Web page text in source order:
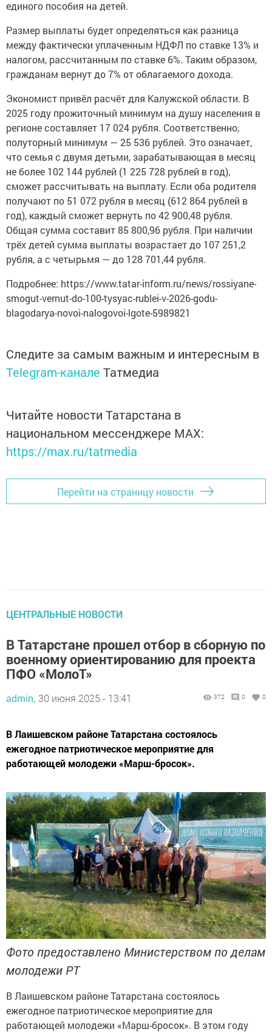
единого пособия на детей.
Размер выплаты будет определяться как разница
между фактически уплаченным НДФЛ по ставке 13% и
налогом, рассчитанным по ставке 6%. Таким образом,
гражданам вернут до 7% от облагаемого дохода.
Экономист привёл расчёт для Калужской области. В
2025 году прожиточный минимум на душу населения в
регионе составляет 17 024 рубля. Соответственно,
полуторный минимум — 25 536 рублей. Это означает,
что семья с двумя детьми, зарабатывающая в месяц
не более 102 144 рублей (1 225 728 рублей в год),
сможет рассчитывать на выплату. Если оба родителя
получают по 51 072 рубля в месяц (612 864 рублей в
год), каждый сможет вернуть по 42 900,48 рубля.
Общая сумма составит 85 800,96 рубля. При наличии
трёх детей сумма выплаты возрастает до 107 251,2
рубля, а с четырьмя — до 128 701,44 рубля.
Подробнее: https://www.tatar-inform.ru/news/rossiyane-
smogut-vernut-do-100-tysyac-rublei-v-2026-godu-
blagodarya-novoi-nalogovoi-lgote-5989821
Следите за самым важным и интересным в
Telegram-канале Татмедиа
Читайте новости Татарстана в
национальном мессенджере MАХ:
https://max.ru/tatmedia
Перейти на страницу новости
ЦЕНТРАЛЬНЫЕ НОВОСТИ
В Татарстане прошел отбор в сборную по
военному ориентированию для проекта
ПФО «МолоТ»
admin, 30 июня 2025 - 13:41 372 0 0
В Лаишевском районе Татарстана состоялось
ежегодное патриотическое мероприятие для
работающей молодежи «Марш-бросок».
Фото предоставлено Министерством по делам
молодежи РТ
В Лаишевском районе Татарстана состоялось
ежегодное патриотическое мероприятие для
работающей молодежи «Марш-бросок». В этом году